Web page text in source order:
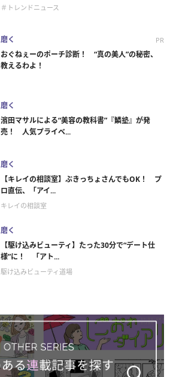
＃トレンドニュース
磨く PR
おぐねぇーのポーチ診断！ “真の美人”の秘密、
教えるわよ！
磨く
濱田マサルによる“美容の教科書”『鱗塾』が発
売！ 人気プライベ...
磨く
【キレイの相談室】ぶきっちょさんでもOK！ プ
ロ直伝、「アイ...
キレイの相談室
磨く
【駆け込みビューティ】たった30分で“デート仕
様”に！ 「アト...
駆け込みビューティ道場